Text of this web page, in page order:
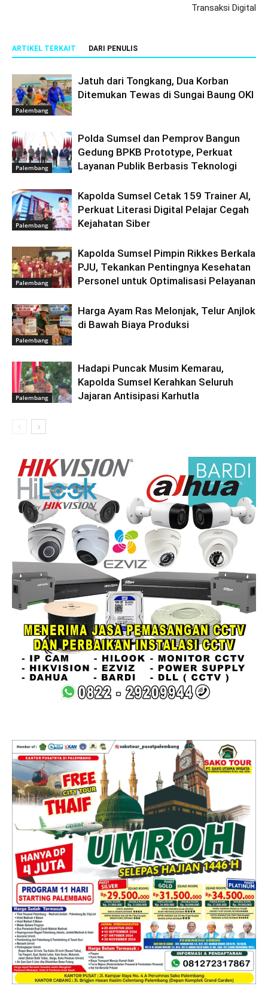
Transaksi Digital
ARTIKEL TERKAIT DARI PENULIS
Palembang
Jatuh dari Tongkang, Dua Korban
Ditemukan Tewas di Sungai Baung OKI
Palembang
Polda Sumsel dan Pemprov Bangun
Gedung BPKB Prototype, Perkuat
Layanan Publik Berbasis Teknologi
Palembang
Kapolda Sumsel Cetak 159 Trainer AI,
Perkuat Literasi Digital Pelajar Cegah
Kejahatan Siber
Palembang
Kapolda Sumsel Pimpin Rikkes Berkala
PJU, Tekankan Pentingnya Kesehatan
Personel untuk Optimalisasi Pelayanan
Palembang
Harga Ayam Ras Melonjak, Telur Anjlok
di Bawah Biaya Produksi
Palembang
Hadapi Puncak Musim Kemarau,
Kapolda Sumsel Kerahkan Seluruh
Jajaran Antisipasi Karhutla